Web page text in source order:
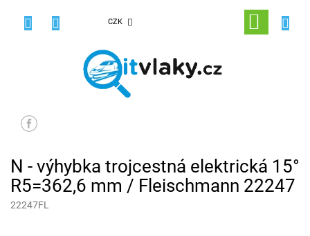
CZK
NÁKUPNÍ
KOŠÍK
N - výhybka trojcestná elektrická 15°
R5=362,6 mm / Fleischmann 22247
22247FL